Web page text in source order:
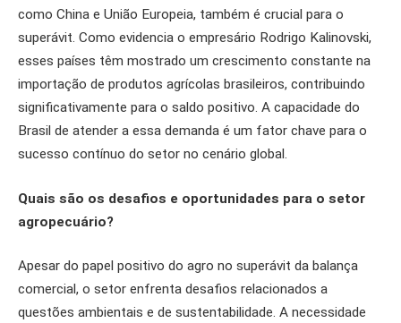
como China e União Europeia, também é crucial para o
superávit. Como evidencia o empresário Rodrigo Kalinovski,
esses países têm mostrado um crescimento constante na
importação de produtos agrícolas brasileiros, contribuindo
significativamente para o saldo positivo. A capacidade do
Brasil de atender a essa demanda é um fator chave para o
sucesso contínuo do setor no cenário global.
Quais são os desafios e oportunidades para o setor
agropecuário?
Apesar do papel positivo do agro no superávit da balança
comercial, o setor enfrenta desafios relacionados a
questões ambientais e de sustentabilidade. A necessidade